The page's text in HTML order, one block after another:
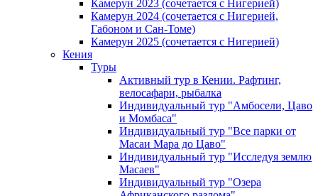
Камерун 2023 (сочетается с Нигерией)
Камерун 2024 (сочетается с Нигерией,
Габоном и Сан-Томе)
Камерун 2025 (сочетается с Нигерией)
Кения
Туры
Активный тур в Кении. Рафтинг,
велосафари, рыбалка
Индивидуальный тур "Амбосели, Цаво
и Момбаса"
Индивидуальный тур "Все парки от
Масаи Мара до Цаво"
Индивидуальный тур "Исследуя землю
Масаев"
Индивидуальный тур "Озера